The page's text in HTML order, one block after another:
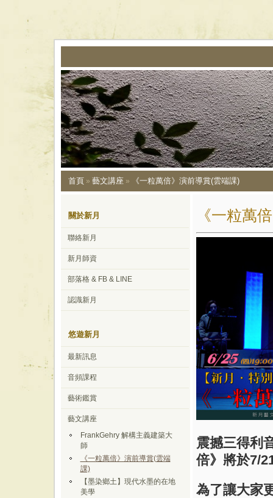
首頁 » 藝文講座 » 《一粒萬倍》演前導賞(雲端課)
關於新月
聯絡新月
新月師資
部落格 & FB & LINE
認識新月
悠遊新月
最新訊息
音頻課程
藝術鑑賞
藝文講座
FrankGehry 解構主義建築大
師
《一粒萬倍》演前導賞(雲端
課)
【墨染鄉土】現代水墨的在地
美學
《一粒萬
震撼三得利
倍》將於7/
為了讓大家